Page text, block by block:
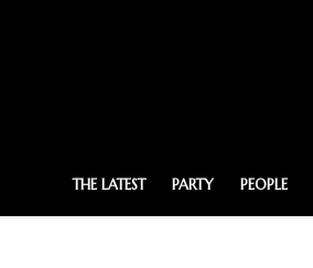
THE LATEST PARTY PEOPLE